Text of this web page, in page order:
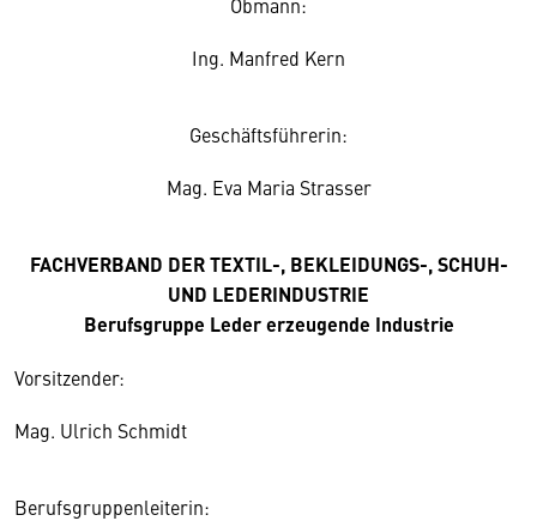
Ing. Manfred Kern
Geschäftsführerin:
Mag. Eva Maria Strasser
FACHVERBAND DER TEXTIL-, BEKLEIDUNGS-, SCHUH-
UND LEDERINDUSTRIE
Berufsgruppe Leder erzeugende Industrie
Vorsitzender:
Mag. Ulrich Schmidt
Berufsgruppenleiterin: